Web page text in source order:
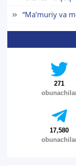
Ism va
“Maʼmuriy va
271
17,580